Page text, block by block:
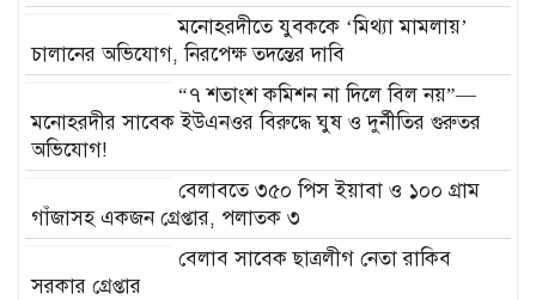
মনোহরদীতে যুবককে ‘মিথ্যা মামলায়’
চালানের অভিযোগ, নিরপেক্ষ তদন্তের দাবি
“৭ শতাংশ কমিশন না দিলে বিল নয়”—
মনোহরদীর সাবেক ইউএনওর বিরুদ্ধে ঘুষ ও দুর্নীতির গুরুতর
অভিযোগ!
বেলাবতে ৩৫০ পিস ইয়াবা ও ১০০ গ্রাম
গাঁজাসহ একজন গ্রেপ্তার, পলাতক ৩
বেলাব সাবেক ছাত্রলীগ নেতা রাকিব
সরকার গ্রেপ্তার